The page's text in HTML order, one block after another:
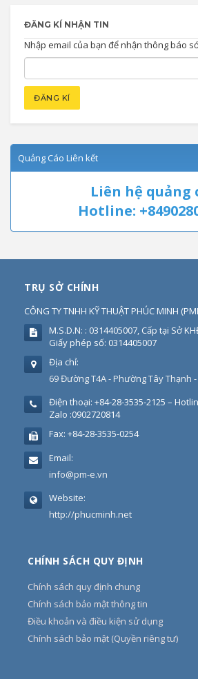
ĐĂNG KÍ NHẬN TIN
Nhập email của bạn để nhận thông báo
Quảng Cáo Liên kết
Liên hệ quảng
Hotline:
TRỤ SỞ CHÍNH
CÔNG TY TNHH KỸ THUẬT PHÚC MINH (
M.S.D.N: : 0314405007, Cấp tại Sở
Giấy phép số: 0314405007
Địa chỉ:
69 Đường T4A - Phường Tây Thạnh
Điện thoại: +84-28-3535-2125 –
Zalo :0902720814
Fax: +84-28-3535-0254
Email:
info@pm-e.vn
Website:
http://phucminh.net
CHÍNH SÁCH QUY ĐỊNH
Chính sách quy định chung
Chính sách bảo mật thông tin
Điều khoản và điều kiện sử dụng
Chính sách bảo mật (Quyền riêng tư)